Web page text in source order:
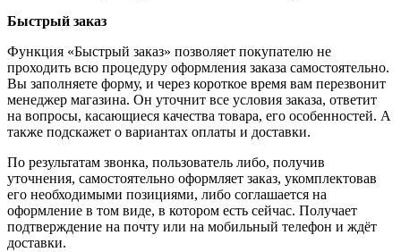
Быстрый заказ
Функция «Быстрый заказ» позволяет покупателю не
проходить всю процедуру оформления заказа самостоятельно.
Вы заполняете форму, и через короткое время вам перезвонит
менеджер магазина. Он уточнит все условия заказа, ответит
на вопросы, касающиеся качества товара, его особенностей. А
также подскажет о вариантах оплаты и доставки.
По результатам звонка, пользователь либо, получив
уточнения, самостоятельно оформляет заказ, укомплектовав
его необходимыми позициями, либо соглашается на
оформление в том виде, в котором есть сейчас. Получает
подтверждение на почту или на мобильный телефон и ждёт
доставки.